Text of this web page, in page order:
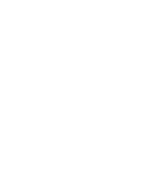
Maxben vượt trội hơn
giờ. Điều này có nghĩa
với các giải pháp chiếu